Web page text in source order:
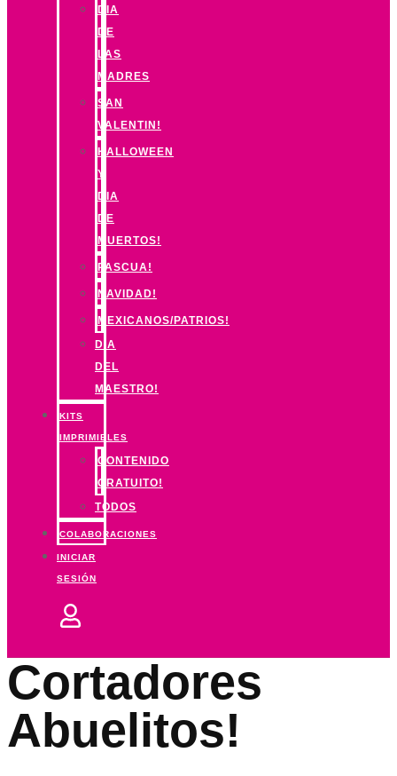
DIA
DE
LAS
MADRES
SAN
VALENTIN!
HALLOWEEN
Y
DIA
DE
MUERTOS!
PASCUA!
NAVIDAD!
MEXICANOS/PATRIOS!
DIA
DEL
MAESTRO!
KITS
IMPRIMIBLES
CONTENIDO
GRATUITO!
TODOS
COLABORACIONES
INICIAR
SESIÓN
Cortadores
Abuelitos!